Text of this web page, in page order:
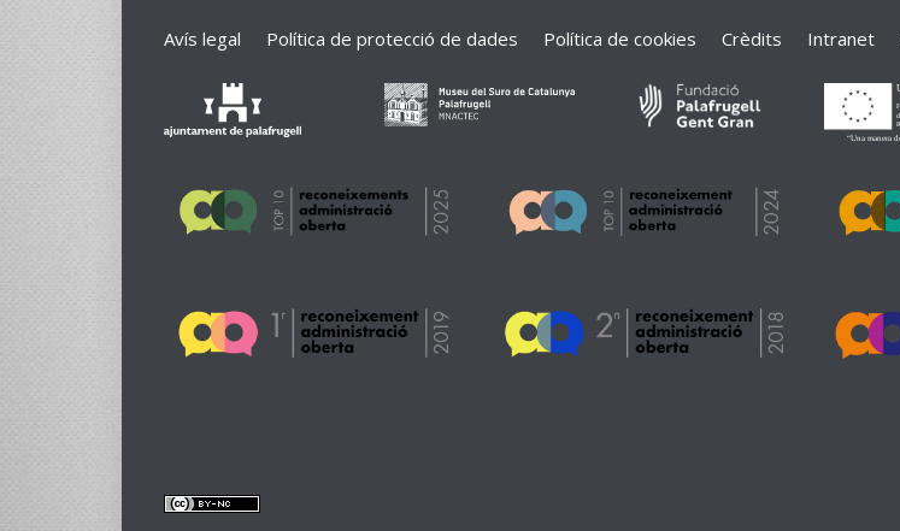
Avís legal Política de protecció de dades Política de cookies Crèdits Intranet